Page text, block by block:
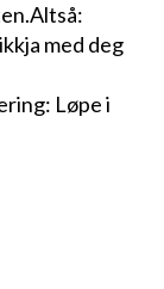
med deg
Løpe i